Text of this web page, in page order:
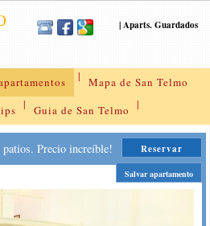
|Aparts. Guardados
|
Mapa de San Telmo
| Guia de San Telmo |
Precio increíble! Reservar
Salvar apartamento